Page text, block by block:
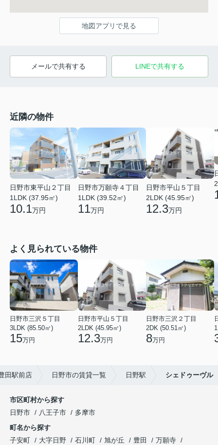
地図アプリで見る
メールで共有する LINEで共有する
近隣の物件
日野市東平山２丁目
1LDK (37.95㎡)
10.1万円
日野市万願寺４丁目
1LDK (39.52㎡)
11万円
日野市平山５丁目
2LDK (45.95㎡)
12.3万円
よく見られている物件
日野市三沢５丁目
3LDK (85.50㎡)
15万円
日野市平山５丁目
2LDK (45.95㎡)
12.3万円
日野市三沢２丁目
2DK (50.51㎡)
8万円
田駅前店 日野市の賃貸一覧 日野駅 シェドゥーヴル
市区町村から探す
日野市
八王子市
多摩市
町名から探す
子安町
大字日野 石川町 旭が丘 豊田
万願寺